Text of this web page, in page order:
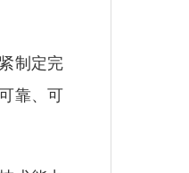
制定完
靠、可